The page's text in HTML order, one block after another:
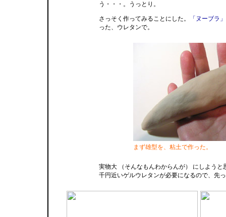
う・・・。うっとり。
さっそく作ってみることにした。
「ヌーブラ
った、ウレタンで。
まず雄型を、粘土で作った。
実物大 （そんなもんわからんが） にしようと
千円近いゲルウレタンが必要になるので、先